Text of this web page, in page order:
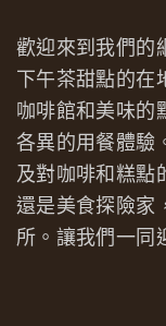
歡迎來到我們的
下午茶甜點的在
咖啡館和美味的
各異的用餐體驗
及對咖啡和糕點
還是美食探險家
所。讓我們一同